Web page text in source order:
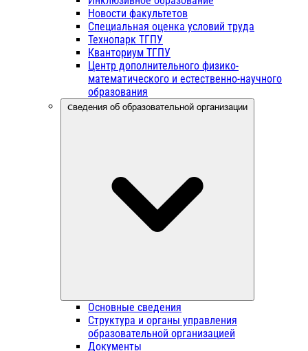
Новости факультетов
Специальная оценка условий труда
Технопарк ТГПУ
Кванториум ТГПУ
Центр дополнительного физико-
математического и естественно-научного
образования
Сведения об образовательной организации
Основные сведения
Структура и органы управления
образовательной организацией
Документы